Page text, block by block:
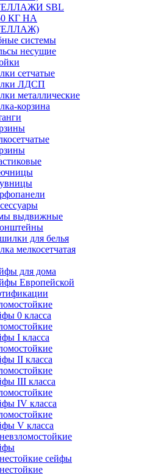
SBL
КГ НА
системы
несущие
сетчатые
ЛДСП
металлические
корзина
выдвижные
для белья
мелкосетчатая
для дома
Европейской
0 класса
I класса
II класса
III класса
IV класса
V класса
сейфы